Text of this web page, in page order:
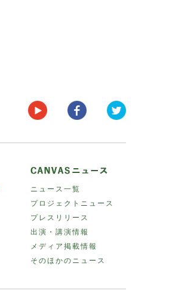
ニュース一覧
プロジェクトニュース
プレスリリース
出演・講演情報
メディア掲載情報
そのほかのニュース